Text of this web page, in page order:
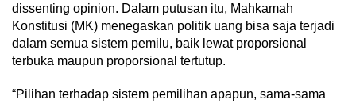
dissenting opinion. Dalam putusan itu, Mahkamah
Konstitusi (MK) menegaskan politik uang bisa saja terjadi
dalam semua sistem pemilu, baik lewat proporsional
terbuka maupun proporsional tertutup.
“Pilihan terhadap sistem pemilihan apapun, sama-sama